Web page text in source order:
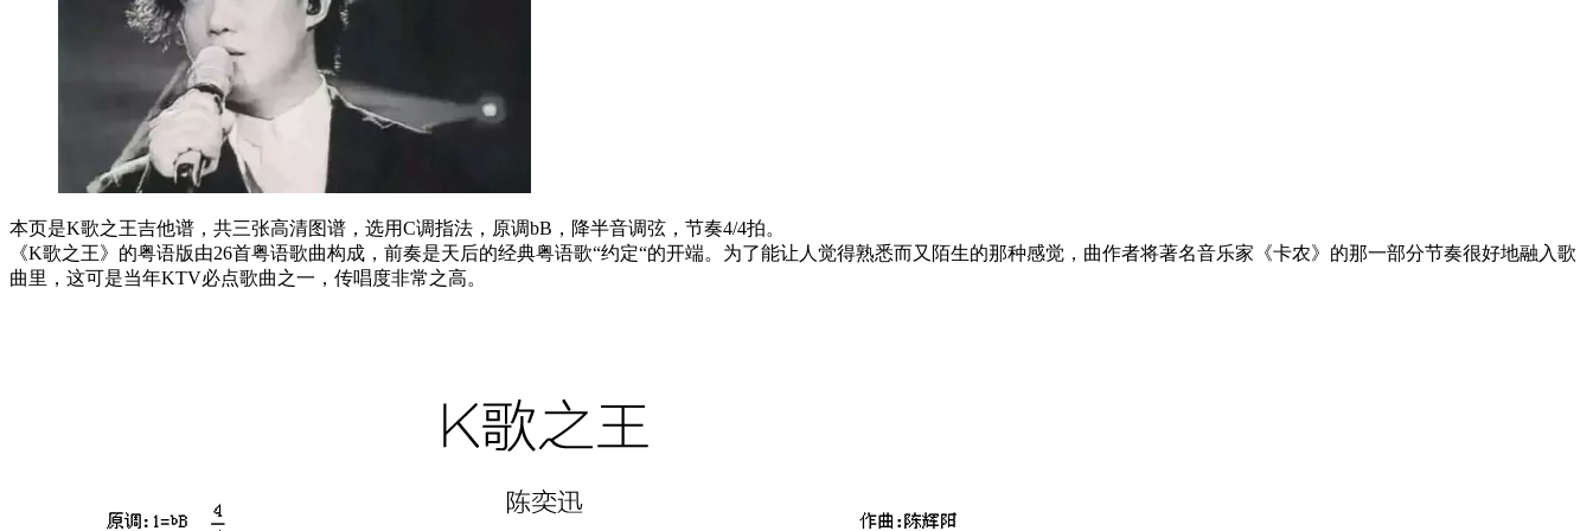
本页是K歌之王吉他谱，共三张高清图谱，选用C调指法，原调bB，降半音调弦，节奏4/4拍。
《K歌之王》的粤语版由26首粤语歌曲构成，前奏是天后的经典粤语歌“约定“的开端。为了能让人觉得熟悉而又陌生的那种感觉，曲作者将著名音乐家《卡农》的那一部分节奏很好地融入歌
曲里，这可是当年KTV必点歌曲之一，传唱度非常之高。